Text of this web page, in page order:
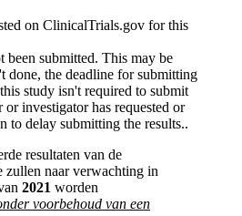
on ClinicalTrials.gov for this
been submitted. This may be
done, the deadline for submitting
study isn't required to submit
or investigator has requested or
to delay submitting the results..
resultaten van de
zullen naar verwachting in
2021 worden
voorbehoud van een